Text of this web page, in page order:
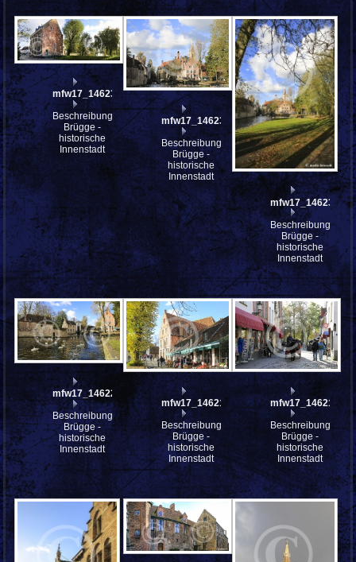
mfw17_146237st
Beschreibung:
Brügge -
historische
Innenstadt
mfw17_146236
Beschreibung:
Brügge -
historische
Innenstadt
mfw17_146234
Beschreibung:
Brügge -
historische
Innenstadt
mfw17_146222st
Beschreibung:
Brügge -
historische
Innenstadt
mfw17_146216
Beschreibung:
Brügge -
historische
Innenstadt
mfw17_146212
Beschreibung:
Brügge -
historische
Innenstadt